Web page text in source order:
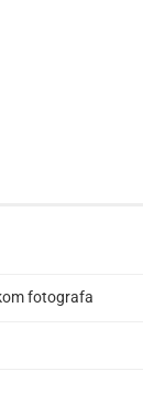
fotografa